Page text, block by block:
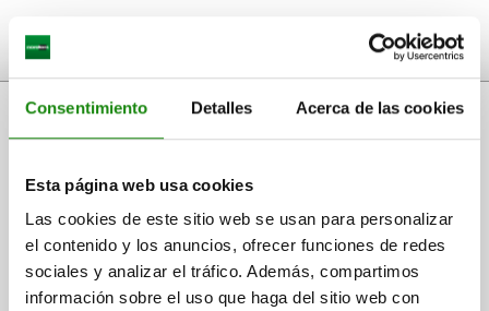
Consentimiento Detalles Acerca de las cookies
Esta página web usa cookies
Las cookies de este sitio web se usan para personalizar
el contenido y los anuncios, ofrecer funciones de redes
sociales y analizar el tráfico. Además, compartimos
información sobre el uso que haga del sitio web con
RISER BLOCKS, GREY CAST IRON, FORM H, SHORT VERSION